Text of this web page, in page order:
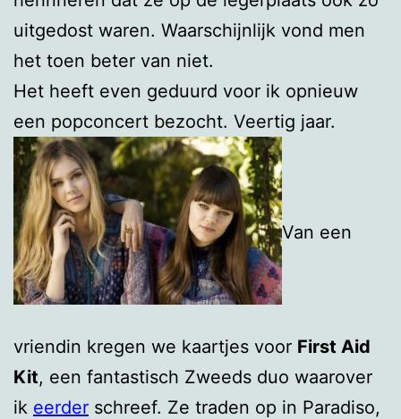
uitgedost waren. Waarschijnlijk vond men
het toen beter van niet.
Het heeft even geduurd voor ik opnieuw
een popconcert bezocht. Veertig jaar.
Van een
vriendin kregen we kaartjes voor First Aid
Kit, een fantastisch Zweeds duo waarover
ik eerder schreef. Ze traden op in Paradiso,